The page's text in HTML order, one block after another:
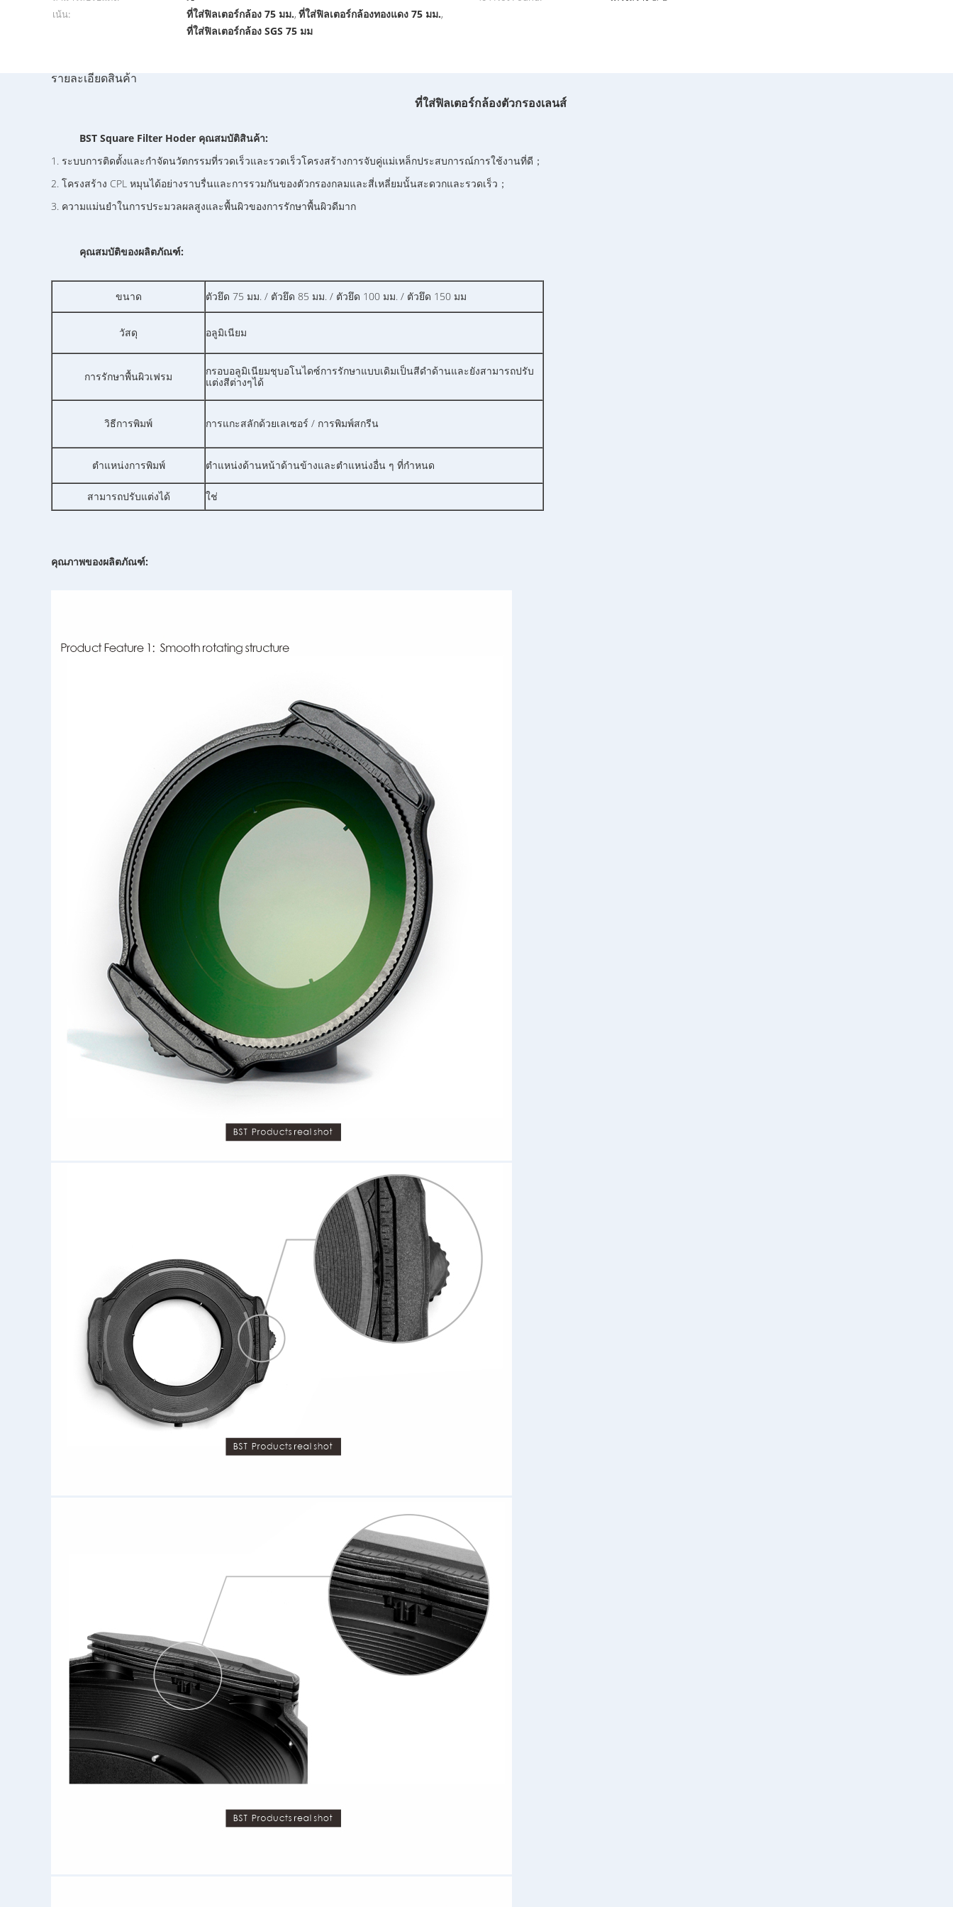
เน้น:
ที่ใส่ฟิลเตอร์กล้อง 75 มม.,ที่ใส่ฟิลเตอร์กล้องทองแดง 75 มม.,
ที่ใส่ฟิลเตอร์กล้อง SGS 75 มม
รายละเอียดสินค้า
ที่ใส่ฟิลเตอร์กล้องตัวกรองเลนส์
BST Square Filter Hoder คุณสมบัติสินค้า:
1. ระบบการติดตั้งและกำจัดนวัตกรรมที่รวดเร็วและรวดเร็วโครงสร้างการจับคู่แม่เหล็กประสบการณ์การใช้งานที่ดี；
2. โครงสร้าง CPL หมุนได้อย่างราบรื่นและการรวมกันของตัวกรองกลมและสี่เหลี่ยมนั้นสะดวกและรวดเร็ว；
3. ความแม่นยำในการประมวลผลสูงและพื้นผิวของการรักษาพื้นผิวดีมาก
คุณสมบัติของผลิตภัณฑ์:
ขนาด ตัวยึด 75 มม. / ตัวยึด 85 มม. / ตัวยึด 100 มม. / ตัวยึด 150 มม
วัสดุ อลูมิเนียม
การรักษาพื้นผิวเฟรม
กรอบอลูมิเนียมชุบอโนไดซ์การรักษาแบบเดิมเป็นสีดำด้านและยังสามารถปรับ
แต่งสีต่างๆได้
วิธีการพิมพ์ การแกะสลักด้วยเลเซอร์ / การพิมพ์สกรีน
ตำแหน่งการพิมพ์ ตำแหน่งด้านหน้าด้านข้างและตำแหน่งอื่น ๆ ที่กำหนด
สามารถปรับแต่งได้ ใช่
คุณภาพของผลิตภัณฑ์: